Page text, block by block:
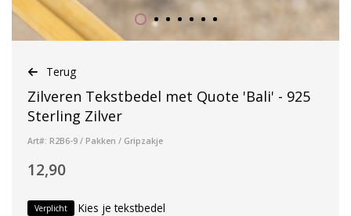
Terug
Zilveren Tekstbedel met Quote 'Bali' - 925
Sterling Zilver
Art#: R2B6-9 / Pakken / Gripzakje
12,90
Verplicht Kies je tekstbedel